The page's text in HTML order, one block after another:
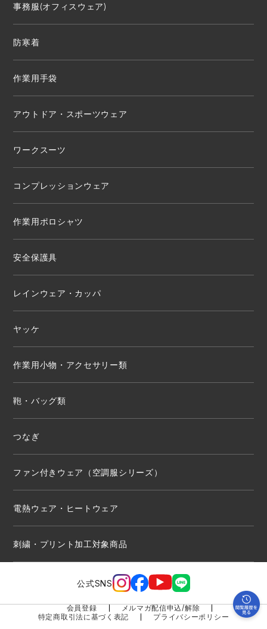
事務服(オフィスウェア)
防寒着
作業用手袋
アウトドア・スポーツウェア
ワークスーツ
コンプレッションウェア
作業用ポロシャツ
安全保護具
レインウェア・カッパ
ヤッケ
作業用小物・アクセサリー類
鞄・バッグ類
つなぎ
ファン付きウェア（空調服シリーズ）
電熱ウェア・ヒートウェア
刺繍・プリント加工対象商品
公式SNS
会員登録
メルマガ配信申込/解除
特定商取引法に基づく表記
プライバシーポリシー